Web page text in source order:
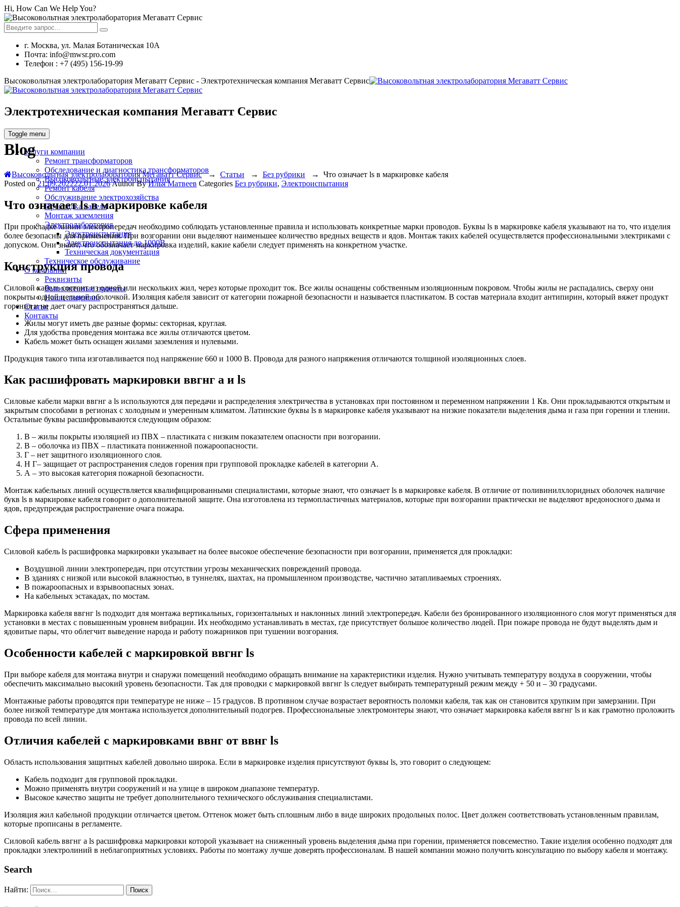
Hi, How Can We Help You?
г. Москва, ул. Малая Ботаническая 10А
Почта: info@mwsr.pro.com
Телефон : +7 (495) 156-19-99
Высоковольтная электролаборатория Мегаватт Сервис - Электротехническая компания Мегаватт Сервис
Электротехническая компания Мегаватт Сервис
Toggle menu
Услуги компании
Ремонт трансформаторов
Обследование и диагностика трансформаторов
Высоковольтные электроиспытания
Ремонт кабеля
Обслуживание электрохозяйства
Прокладка кабеля
Монтаж заземления
Электролабортория
Электроиспытания
Электроиспытания до 1000В
Техническая документация
Техническое обслуживание
О компании
Реквизиты
Выполненные проекты
Наши лицензии
Статьи
Контакты
Blog
Высоковольтная электролаборатория Мегаватт Сервис → Статьи → Без рубрики → Что означает ls в маркировке кабеля
Posted on21.09.202222.01.2026AuthorByИлья Матвеев Categories Без рубрики, Электроиспытания
Что означает ls в маркировке кабеля
При прокладке линии электропередач необходимо соблюдать установленные правила и использовать конкретные марки проводов. Буквы ls в маркировке кабеля указывают на то, что изделия
более безопасны для применения. При возгорании они выделяют наименьшее количество вредных веществ и ядов. Монтаж таких кабелей осуществляется профессиональными электриками с
допуском. Они знают, что обозначает маркировка изделий, какие кабели следует применять на конкретном участке.
Конструкция провода
Силовой кабель состоит из одной или нескольких жил, через которые проходит ток. Все жилы оснащены собственным изоляционным покровом. Чтобы жилы не распадались, сверху они
покрыты одной цельной оболочкой. Изоляция кабеля зависит от категории пожарной безопасности и называется пластикатом. В состав материала входит антипирин, который вяжет продукт
горения и не дает очагу распространяться дальше.
Жилы могут иметь две разные формы: секторная, круглая.
Для удобства проведения монтажа все жилы отличаются цветом.
Кабель может быть оснащен жилами заземления и нулевыми.
Продукция такого типа изготавливается под напряжение 660 и 1000 В. Провода для разного напряжения отличаются толщиной изоляционных слоев.
Как расшифровать маркировки ввгнг а и ls
Силовые кабели марки ввгнг а ls используются для передачи и распределения электричества в установках при постоянном и переменном напряжении 1 Кв. Они прокладываются открытым и
закрытым способами в регионах с холодным и умеренным климатом. Латинские буквы ls в маркировке кабеля указывают на низкие показатели выделения дыма и газа при горении и тлении.
Остальные буквы расшифровываются следующим образом:
В – жилы покрыты изоляцией из ПВХ – пластиката с низким показателем опасности при возгорании.
В – оболочка из ПВХ – пластиката пониженной пожароопасности.
Г – нет защитного изоляционного слоя.
Н Г– защищает от распространения следов горения при групповой прокладке кабелей в категории А.
А – это высокая категория пожарной безопасности.
Монтаж кабельных линий осуществляется квалифицированными специалистами, которые знают, что означает ls в маркировке кабеля. В отличие от поливинилхлоридных оболочек наличие
букв ls в маркировке кабеля говорит о дополнительной защите. Она изготовлена из термопластичных материалов, которые при возгорании практически не выделяют вредоносного дыма и
ядов, предупреждая распространение очага пожара.
Сфера применения
Силовой кабель ls расшифровка маркировки указывает на более высокое обеспечение безопасности при возгорании, применяется для прокладки:
Воздушной линии электропередач, при отсутствии угрозы механических повреждений провода.
В зданиях с низкой или высокой влажностью, в туннелях, шахтах, на промышленном производстве, частично затапливаемых строениях.
В пожароопасных и взрывоопасных зонах.
На кабельных эстакадах, по мостам.
Маркировка кабеля ввгнг ls подходит для монтажа вертикальных, горизонтальных и наклонных линий электропередач. Кабели без бронированного изоляционного слоя могут применяться для
установки в местах с повышенным уровнем вибрации. Их необходимо устанавливать в местах, где присутствует большое количество людей. При пожаре провода не будут выделять дым и
ядовитые пары, что облегчит выведение народа и работу пожарников при тушении возгорания.
Особенности кабелей с маркировкой ввгнг ls
При выборе кабеля для монтажа внутри и снаружи помещений необходимо обращать внимание на характеристики изделия. Нужно учитывать температуру воздуха в сооружении, чтобы
обеспечить максимально высокий уровень безопасности. Так для проводки с маркировкой ввгнг ls следует выбирать температурный режим между + 50 и – 30 градусами.
Монтажные работы проводятся при температуре не ниже – 15 градусов. В противном случае возрастает вероятность поломки кабеля, так как он становится хрупким при замерзании. При
более низкой температуре для монтажа используется дополнительный подогрев. Профессиональные электромонтеры знают, что означает маркировка кабеля ввгнг ls и как грамотно проложить
провода по всей линии.
Отличия кабелей с маркировками ввнг от ввнг ls
Область использования защитных кабелей довольно широка. Если в маркировке изделия присутствуют буквы ls, это говорит о следующем:
Кабель подходит для групповой прокладки.
Можно применять внутри сооружений и на улице в широком диапазоне температур.
Высокое качество защиты не требует дополнительного технического обслуживания специалистами.
Изоляция жил кабельной продукции отличается цветом. Оттенок может быть сплошным либо в виде широких продольных полос. Цвет должен соответствовать установленным правилам,
которые прописаны в регламенте.
Силовой кабель ввгнг а ls расшифровка маркировки которой указывает на сниженный уровень выделения дыма при горении, применяется повсеместно. Такие изделия особенно подходят для
прокладки электролиний в неблагоприятных условиях. Работы по монтажу лучше доверять профессионалам. В нашей компании можно получить консультацию по выбору кабеля и монтажу.
Search
Найти: